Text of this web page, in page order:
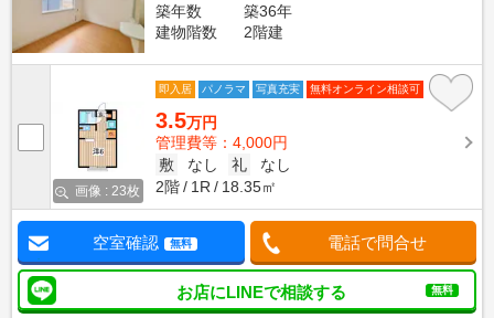
築年数
築36年
建物階数
2階建
画像 : 23枚
即入居 パノラマ 写真充実 無料オンライン相談可
3.5万円
管理費等：4,000円
敷
なし 礼
なし
2階
1R 18.35㎡
空室確認 無料 電話で問合せ
お店にLINEで相談する 無料